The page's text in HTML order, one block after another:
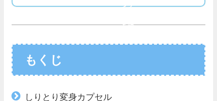
ング
を読
もくじ
しりとり変身カプセル